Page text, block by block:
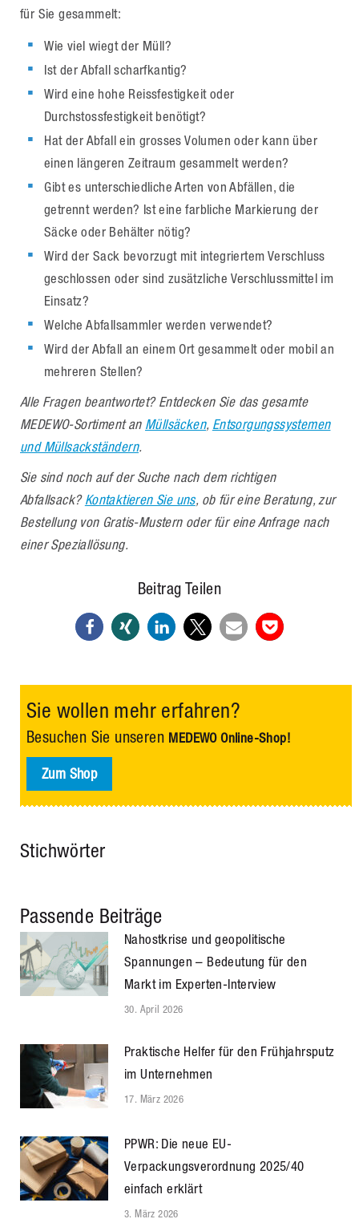
für Sie gesammelt:
Wie viel wiegt der Müll?
Ist der Abfall scharfkantig?
Wird eine hohe Reissfestigkeit oder
Durchstossfestigkeit benötigt?
Hat der Abfall ein grosses Volumen oder kann über
einen längeren Zeitraum gesammelt werden?
Gibt es unterschiedliche Arten von Abfällen, die
getrennt werden? Ist eine farbliche Markierung der
Säcke oder Behälter nötig?
Wird der Sack bevorzugt mit integriertem Verschluss
geschlossen oder sind zusätzliche Verschlussmittel im
Einsatz?
Welche Abfallsammler werden verwendet?
Wird der Abfall an einem Ort gesammelt oder mobil an
mehreren Stellen?
Alle Fragen beantwortet? Entdecken Sie das gesamte
MEDEWO-Sortiment an Müllsäcken, Entsorgungssystemen
und Müllsackständern.
Sie sind noch auf der Suche nach dem richtigen
Abfallsack? Kontaktieren Sie uns, ob für eine Beratung, zur
Bestellung von Gratis-Mustern oder für eine Anfrage nach
einer Speziallösung.
Beitrag Teilen
Sie wollen mehr erfahren?
Besuchen Sie unseren MEDEWO Online-Shop!
Zum Shop
Stichwörter
Passende Beiträge
Nahostkrise und geopolitische
Spannungen – Bedeutung für den
Markt im Experten-Interview
30. April 2026
Praktische Helfer für den Frühjahrsputz
im Unternehmen
17. März 2026
PPWR: Die neue EU-
Verpackungsverordnung 2025/40
einfach erklärt
3. März 2026